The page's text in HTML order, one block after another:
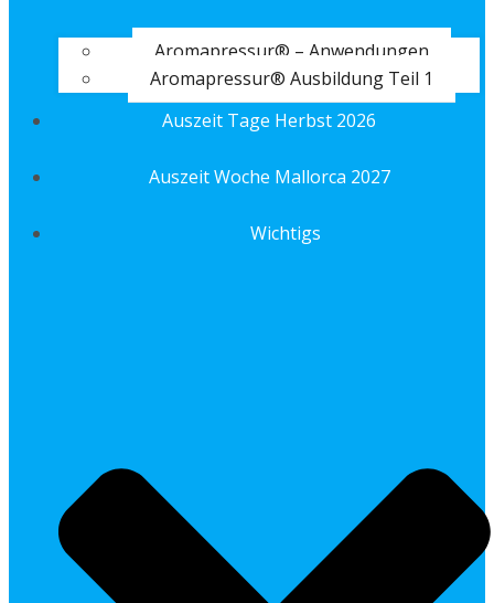
Aromapressur® – Anwendungen
Aromapressur® Ausbildung Teil 1
Auszeit Tage Herbst 2026
Auszeit Woche Mallorca 2027
Wichtigs